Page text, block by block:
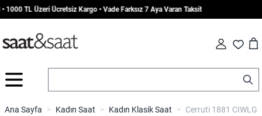
TL Üzeri Ücretsiz Kargo • Vade Farksız 7 Aya Varan Taksit
Fav Cart
İçeriğe geç
Ana Sayfa > Kadın Saat > Kadın Klasik Saat > Cerruti 1881